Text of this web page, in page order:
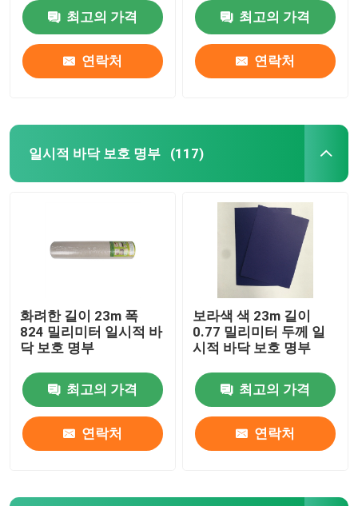
최고의 가격
연락처
최고의 가격
연락처
일시적 바닥 보호 명부 (117)
화려한 길이 23m 폭
824 밀리미터 일시적 바
닥 보호 명부
최고의 가격
연락처
보라색 색 23m 길이
0.77 밀리미터 두께 일
시적 바닥 보호 명부
최고의 가격
연락처